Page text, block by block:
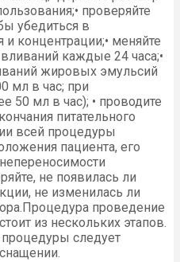
проверяйте
убедиться в
концентрации;• меняйте
каждые 24 часа;•
жировых эмульсий
мл в час; при
50 мл в час); • проводите
питательного
всей процедуры
пациента, его
не появилась ли
не изменилась ли
проведение
из нескольких этапов.
следует